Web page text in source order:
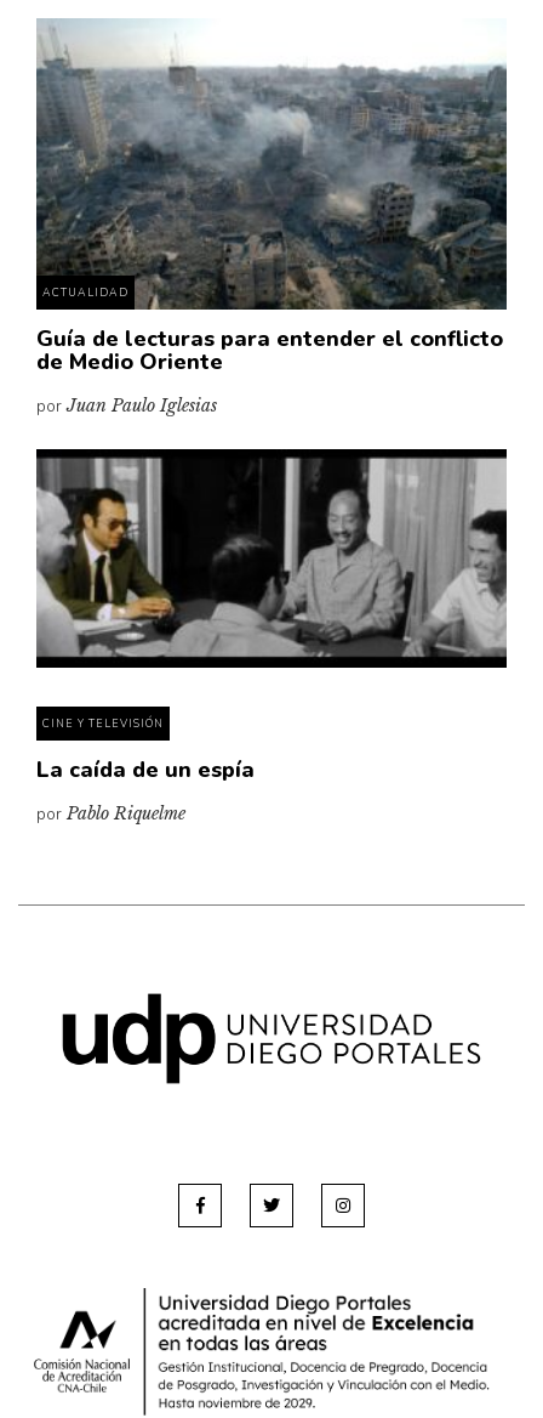
ACTUALIDAD
Guía de lecturas para entender el conflicto
de Medio Oriente
porJuan Paulo Iglesias
CINE Y TELEVISIÓN
La caída de un espía
porPablo Riquelme